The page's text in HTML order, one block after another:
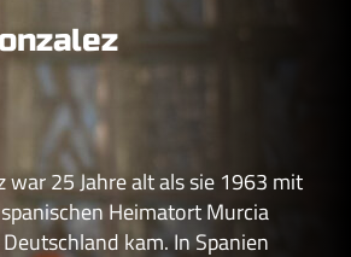
war 25 Jahre alt als sie 1963 mit
Heimatort Murcia
kam. In Spanien